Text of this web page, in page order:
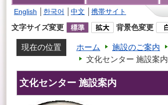
English 한국어 中文 携帯サイト
文字サイズ変更 背景色変更
現在の位置 ホーム 施設のご案内
文化センター 施設案内
文化センター 施設案内